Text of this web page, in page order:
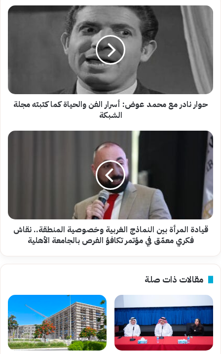
حوار
محمد
عوض:
أسرار
الفن
والحياة
كما
كتبته
حوار نادر مع محمد عوض: أسرار الفن والحياة كما كتبته مجلة
الشبكة
قيادة
المرأة
بين
النماذج
الغربية
وخصوصية
المنطقة..
نقاش
فكري
معمّق
تكافؤ
بالجامعة
قيادة المرأة بين النماذج الغربية وخصوصية المنطقة.. نقاش
فكري معمّق في مؤتمر تكافؤ الفرص بالجامعة الأهلية
مقالات ذات صلة